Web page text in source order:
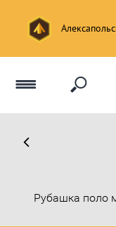
Рубашка поло